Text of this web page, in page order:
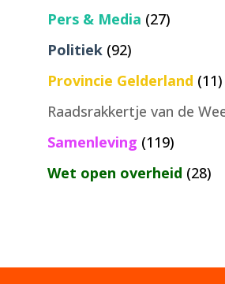
Pers & Media (27)
Politiek(92)
Provincie Gelderland (11)
Raadsrakkertje van de
Samenleving (119)
Wet open overheid (28)